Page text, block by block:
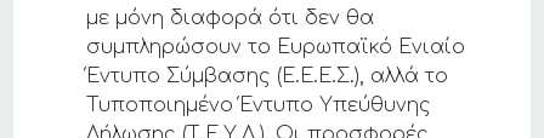
με μόνη διαφορά ότι δεν θα
συμπληρώσουν το Ευρωπαϊκό Ενιαίο
Έντυπο Σύμβασης (Ε.Ε.Ε.Σ.), αλλά το
Τυποποιημένο Έντυπο Υπεύθυνης